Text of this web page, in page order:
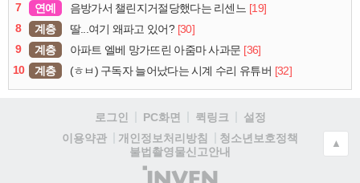
7
연예 음방가서 챌린지거절당했다는 리센느 [19]
8
계층 딸...여기 왜파고 있어? [30]
9
계층 아파트 엘베 망가뜨린 아줌마 사과문 [36]
10
계층 (ㅎㅂ) 구독자 늘어났다는 시계 수리 유튜버 [32]
로그인 PC화면 퀵링크
설정
이용약관
개인정보처리방침
청소년보호정책
불법촬영물신고안내
(주)
▲